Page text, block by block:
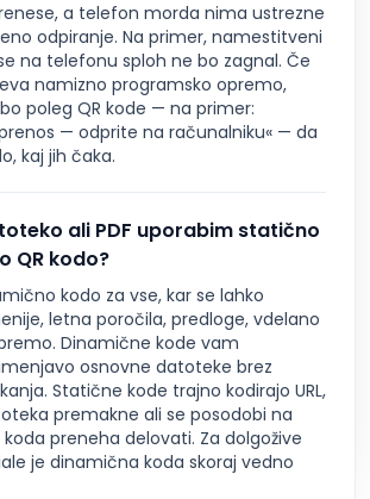
a telefon morda nima ustrezne
odpiranje. Na primer, namestitveni
na telefonu sploh ne bo zagnal. Če
namizno programsko opremo,
poleg QR kode — na primer:
— odprite na računalniku« — da
kaj jih čaka.
ali PDF uporabim statično
QR kodo?
kodo za vse, kar se lahko
letna poročila, predloge, vdelano
Dinamične kode vam
osnovne datoteke brez
Statične kode trajno kodirajo URL,
premakne ali se posodobi na
koda preneha delovati. Za dolgožive
je dinamična koda skoraj vedno